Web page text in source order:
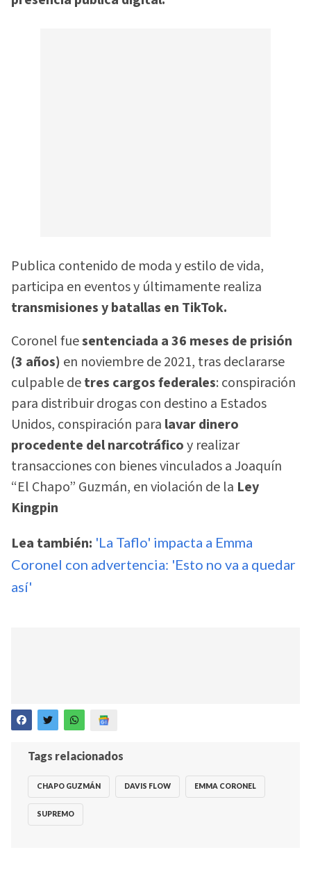
Publica contenido de moda y estilo de vida,
participa en eventos y últimamente realiza
transmisiones y batallas en TikTok.
Coronel fuesentenciada a 36 meses de prisión
(3 años) en noviembre de 2021, tras declararse
culpable detres cargos federales: conspiración
para distribuir drogas con destino a Estados
Unidos, conspiración para lavar dinero
procedente del narcotráficoy realizar
transacciones con bienes vinculados a Joaquín
“El Chapo” Guzmán, en violación de la Ley
Kingpin
Lea también: 'La Taflo' impacta a Emma
Coronel con advertencia: 'Esto no va a quedar
así'
Tags relacionados
CHAPO GUZMÁN DAVIS FLOW EMMA CORONEL
SUPREMO